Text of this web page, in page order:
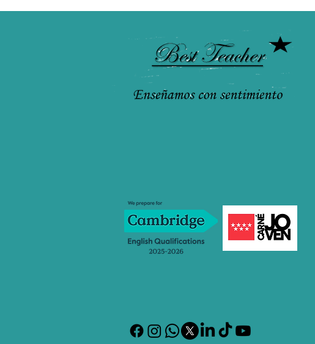
Lunes: 10:00-12:00 o de 18:30- 20:30
Jueves: 10:00-12:00 o de 16:30 a 18:30
Viernes: 18:00- 20:00